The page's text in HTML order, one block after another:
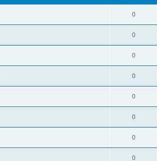
0
0
0
0
0
0
0
0